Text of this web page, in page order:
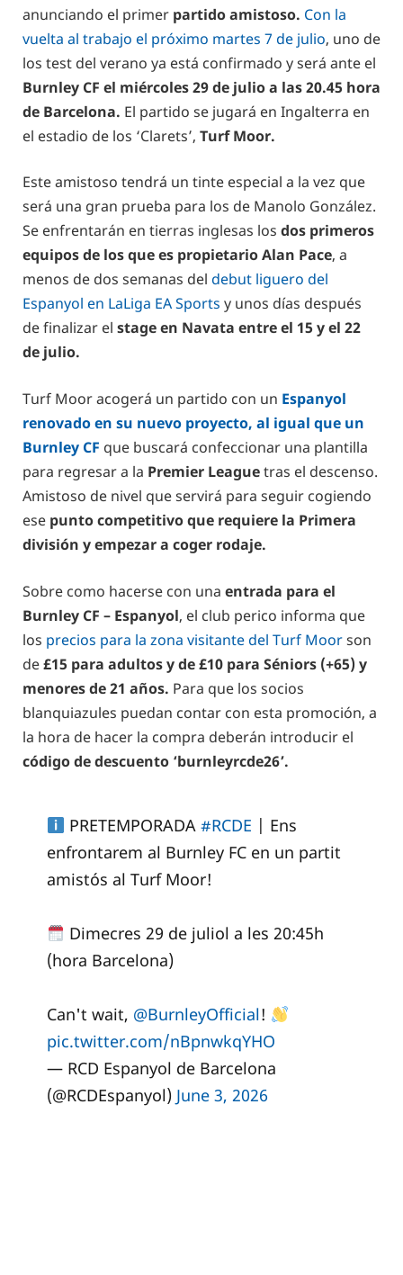
anunciando el primer partido amistoso. Con la
vuelta al trabajo el próximo martes 7 de julio, uno de
los test del verano ya está confirmado y será ante el
Burnley CF el miércoles 29 de julio a las 20.45 hora
de Barcelona. El partido se jugará en Ingalterra en
el estadio de los ‘Clarets’, Turf Moor.
Este amistoso tendrá un tinte especial a la vez que
será una gran prueba para los de Manolo González.
Se enfrentarán en tierras inglesas los dos primeros
equipos de los que es propietario Alan Pace, a
menos de dos semanas del debut liguero del
Espanyol en LaLiga EA Sports y unos días después
de finalizar el stage en Navata entre el 15 y el 22
de julio.
Turf Moor acogerá un partido con un Espanyol
renovado en su nuevo proyecto, al igual que un
Burnley CF que buscará confeccionar una plantilla
para regresar a la Premier Leaguetras el descenso.
Amistoso de nivel que servirá para seguir cogiendo
ese punto competitivo que requiere la Primera
división y empezar a coger rodaje.
Sobre como hacerse con una entrada para el
Burnley CF – Espanyol, el club perico informa que
los precios para la zona visitante del Turf Moorson
de£15 para adultos y de £10 para Séniors (+65) y
menores de 21 años. Para que los socios
blanquiazules puedan contar con esta promoción, a
la hora de hacer la compra deberán introducir el
código de descuento ‘burnleyrcde26’.
PRETEMPORADA#RCDE | Ens
enfrontarem al Burnley FC en un partit
amistós al Turf Moor!
Dimecres 29 de juliol a les 20:45h
(hora Barcelona)
Can't wait, @BurnleyOfficial!
pic.twitter.com/nBpnwkqYHO
— RCD Espanyol de Barcelona
(@RCDEspanyol) June 3, 2026